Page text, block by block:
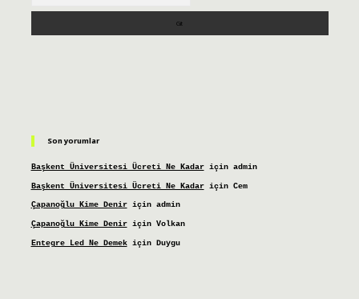
Son yorumlar
Başkent Üniversitesi Ücreti Ne Kadariçin admin
Başkent Üniversitesi Ücreti Ne Kadariçin Cem
Çapanoğlu Kime Deniriçin admin
Çapanoğlu Kime Deniriçin Volkan
Entegre Led Ne Demekiçin Duygu